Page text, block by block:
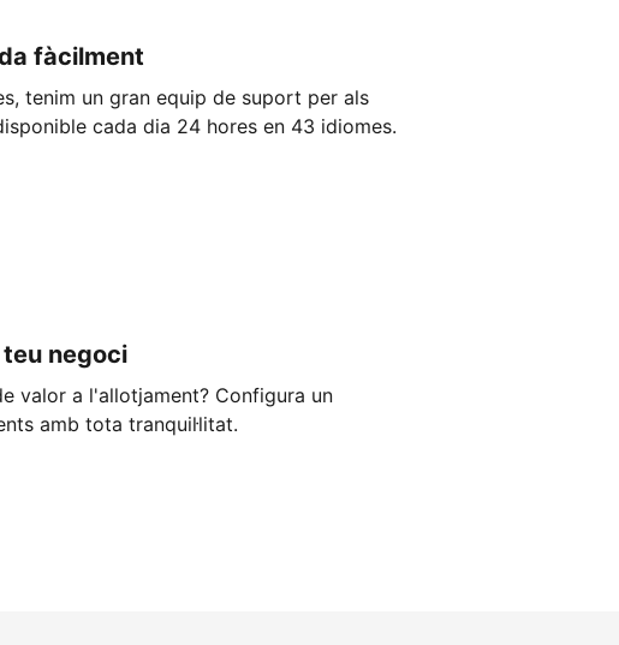
fàcilment
tenim un gran equip de suport per als
cada dia 24 hores en 43 idiomes.
negoci
valor a l'allotjament? Configura un
amb tota tranquil·litat.